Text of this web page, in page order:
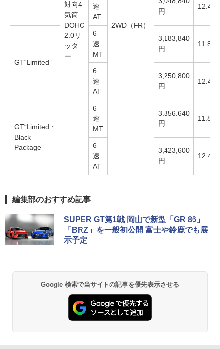
対向4
気筒
DOHC
2.0リ
ッタ
ー
2WD（FR）
速
AT
円
GT“Limited”
6
速
MT
3,183,840
円
6
速
AT
3,250,800
円
GT“Limited・
Black
Package”
6
速
MT
3,356,640
円
6
速
AT
3,423,600
円
編集部のおすすめ記事
SUPER GT第1戦 岡山で新型「GR 86」
「BRZ」を一般初公開 富士や鈴鹿でも展
示予定
Google 検索で当サイトの記事を優先表示させる